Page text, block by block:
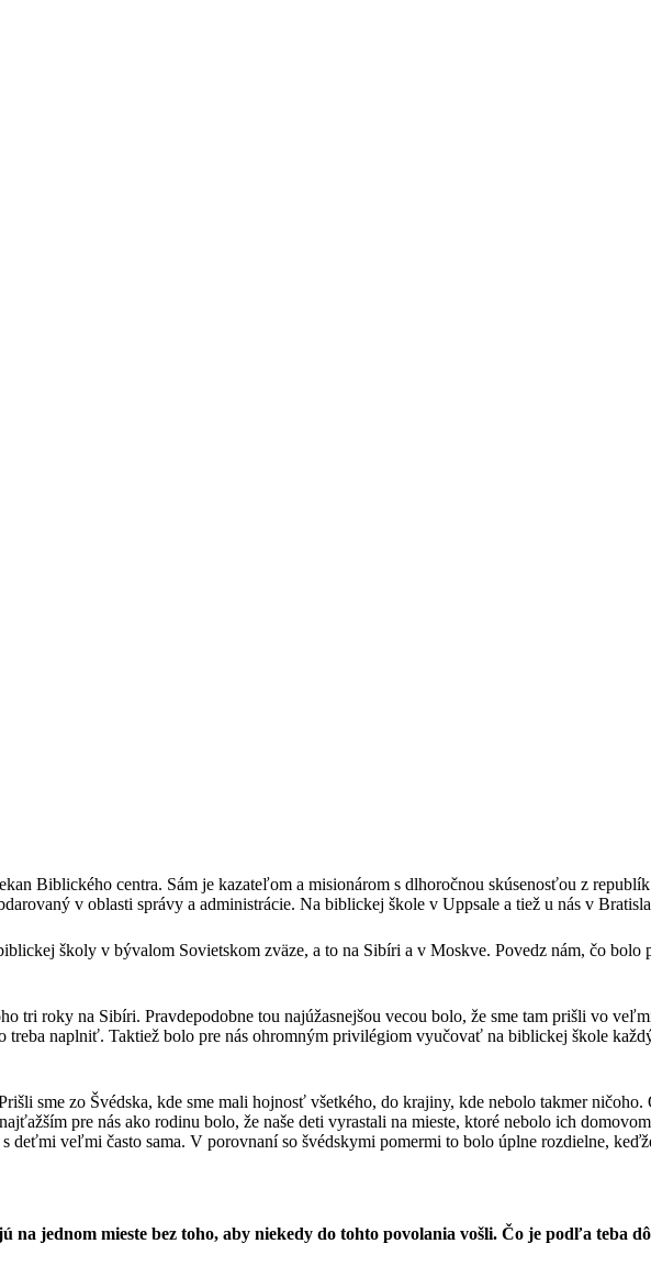
Biblického centra. Sám je kazateľom a misionárom s dlhoročnou skúsenosťou z
v oblasti správy a administrácie. Na biblickej škole v Uppsale a tiež u nás v
školy v bývalom Sovietskom zväze, a to na Sibíri a v Moskve. Povedz nám, čo bolo
tri roky na Sibíri. Pravdepodobne tou najúžasnejšou vecou bolo, že sme tam prišli vo
naplniť. Taktiež bolo pre nás ohromným privilégiom vyučovať na biblickej škole
sme zo Švédska, kde sme mali hojnosť všetkého, do krajiny, kde nebolo takmer
pre nás ako rodinu bolo, že naše deti vyrastali na mieste, ktoré nebolo ich
deťmi veľmi často sama. V porovnaní so švédskymi pomermi to bolo úplne rozdielne,
jednom mieste bez toho, aby niekedy do tohto povolania vošli. Čo je podľa teba